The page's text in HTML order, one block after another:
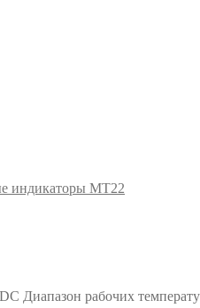
индикаторы MT22
Диапазон рабочих